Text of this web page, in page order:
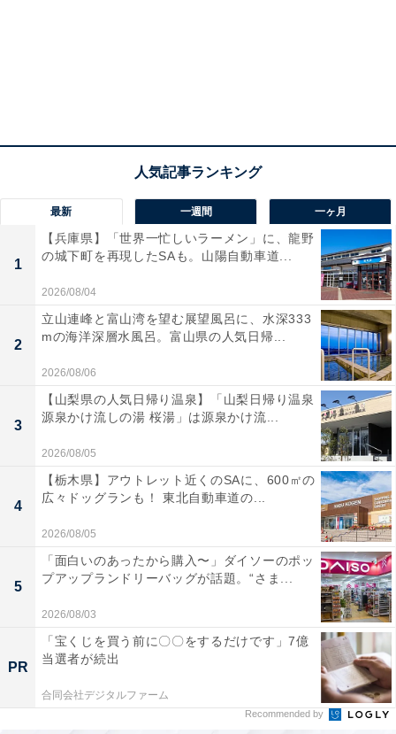
最新 一週間 一ヶ月
1
【兵庫県】「世界一忙しいラーメン」に、龍野
の城下町を再現したSAも。山陽自動車道...
2026/08/04
2
立山連峰と富山湾を望む展望風呂に、水深333
mの海洋深層水風呂。富山県の人気日帰...
2026/08/06
3
【山梨県の人気日帰り温泉】「山梨日帰り温泉
源泉かけ流しの湯 桜湯」は源泉かけ流...
2026/08/05
4
【栃木県】アウトレット近くのSAに、600㎡の
広々ドッグランも！ 東北自動車道の...
2026/08/05
5
「面白いのあったから購入〜」ダイソーのポッ
プアップランドリーバッグが話題。“さま...
2026/08/03
PR
「宝くじを買う前に〇〇をするだけです」7億
当選者が続出
合同会社デジタルファーム
Recommended by